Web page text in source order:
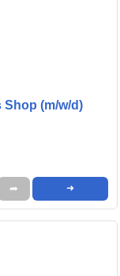
Shop (m/w/d)
➦ ➜